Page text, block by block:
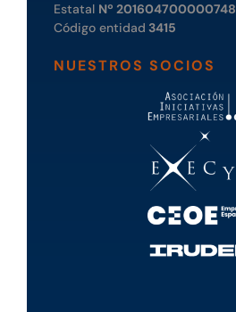
Estatal Nº 201604700000748
Código entidad 3415
NUESTROS SOCIOS